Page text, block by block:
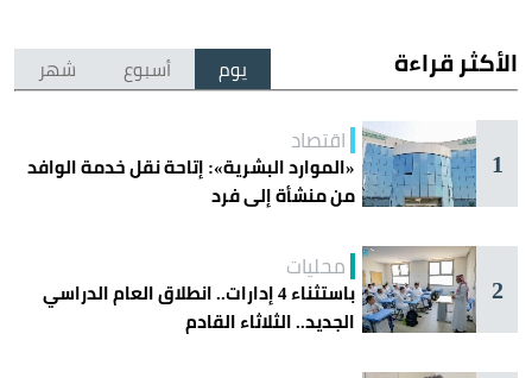
الأكثر قراءة يوم أسبوع شهر
1
اقتصاد
«الموارد البشرية»: إتاحة نقل خدمة الوافد
من منشأة إلى فرد
2
محليات
باستثناء 4 إدارات.. انطلاق العام الدراسي
الجديد.. الثلاثاء القادم